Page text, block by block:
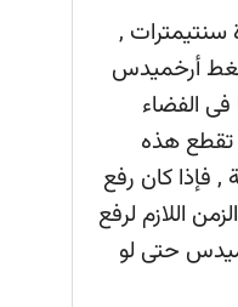
,
أرخميدس
الفضاء
أن تقطع هذه
, فإذا كان رفع
الزمن اللازم لرفع
أرخميدس حتى لو